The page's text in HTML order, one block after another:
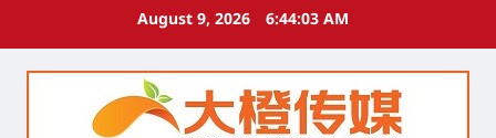
August 9, 2026 6:44:04 AM